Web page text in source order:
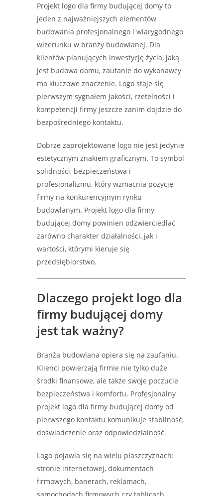
Projekt logo dla firmy budującej domy to
jeden z najważniejszych elementów
budowania profesjonalnego i wiarygodnego
wizerunku w branży budowlanej. Dla
klientów planujących inwestycję życia, jaką
jest budowa domu, zaufanie do wykonawcy
ma kluczowe znaczenie. Logo staje się
pierwszym sygnałem jakości, rzetelności i
kompetencji firmy jeszcze zanim dojdzie do
bezpośredniego kontaktu.
Dobrze zaprojektowane logo nie jest jedynie
estetycznym znakiem graficznym. To symbol
solidności, bezpieczeństwa i
profesjonalizmu, który wzmacnia pozycję
firmy na konkurencyjnym rynku
budowlanym. Projekt logo dla firmy
budującej domy powinien odzwierciedlać
zarówno charakter działalności, jak i
wartości, którymi kieruje się
przedsiębiorstwo.
Dlaczego projekt logo dla
firmy budującej domy
jest tak ważny?
Branża budowlana opiera się na zaufaniu.
Klienci powierzają firmie nie tylko duże
środki finansowe, ale także swoje poczucie
bezpieczeństwa i komfortu. Profesjonalny
projekt logo dla firmy budującej domy od
pierwszego kontaktu komunikuje stabilność,
doświadczenie oraz odpowiedzialność.
Logo pojawia się na wielu płaszczyznach:
stronie internetowej, dokumentach
firmowych, banerach, reklamach,
samochodach firmowych czy tablicach